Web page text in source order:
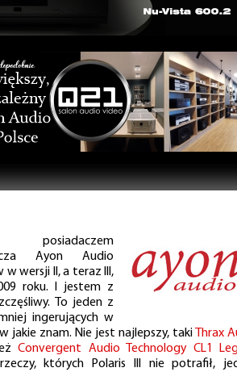
Ayon Audio
w wersji II, a teraz III,
roku. I jestem z
To jeden z
ingerujących w
jakie znam. Nie jest najlepszy, taki
Thrax
Convergent Audio Technology CL1
których Polaris III nie potrafił,